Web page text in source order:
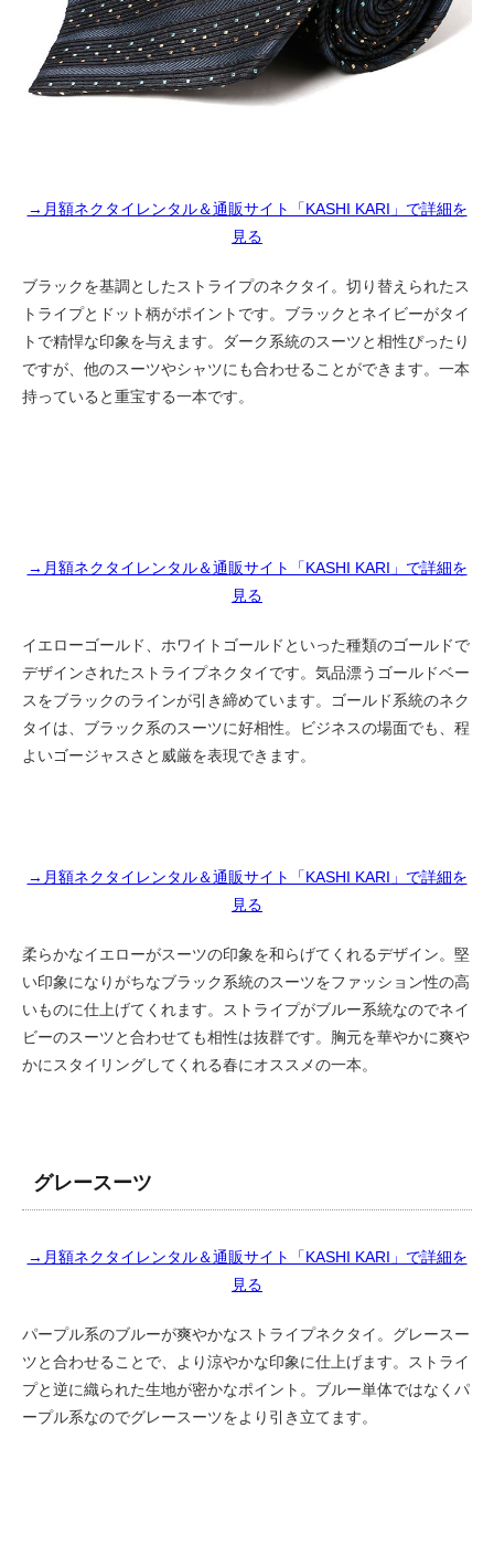
→月額ネクタイレンタル＆通販サイト「KASHI KARI」で詳細を
見る
ブラックを基調としたストライプのネクタイ。切り替えられたス
トライプとドット柄がポイントです。ブラックとネイビーがタイ
トで精悍な印象を与えます。ダーク系統のスーツと相性ぴったり
ですが、他のスーツやシャツにも合わせることができます。一本
持っていると重宝する一本です。
→月額ネクタイレンタル＆通販サイト「KASHI KARI」で詳細を
見る
イエローゴールド、ホワイトゴールドといった種類のゴールドで
デザインされたストライプネクタイです。気品漂うゴールドベー
スをブラックのラインが引き締めています。ゴールド系統のネク
タイは、ブラック系のスーツに好相性。ビジネスの場面でも、程
よいゴージャスさと威厳を表現できます。
→月額ネクタイレンタル＆通販サイト「KASHI KARI」で詳細を
見る
柔らかなイエローがスーツの印象を和らげてくれるデザイン。堅
い印象になりがちなブラック系統のスーツをファッション性の高
いものに仕上げてくれます。ストライプがブルー系統なのでネイ
ビーのスーツと合わせても相性は抜群です。胸元を華やかに爽や
かにスタイリングしてくれる春にオススメの一本。
グレースーツ
→月額ネクタイレンタル＆通販サイト「KASHI KARI」で詳細を
見る
パープル系のブルーが爽やかなストライプネクタイ。グレースー
ツと合わせることで、より涼やかな印象に仕上げます。ストライ
プと逆に織られた生地が密かなポイント。ブルー単体ではなくパ
ープル系なのでグレースーツをより引き立てます。